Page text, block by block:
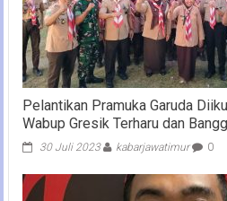
Pelantikan Pramuka Garuda
Wabup Gresik Terharu dan
30 Juli 2023 kabarjawatimur 0